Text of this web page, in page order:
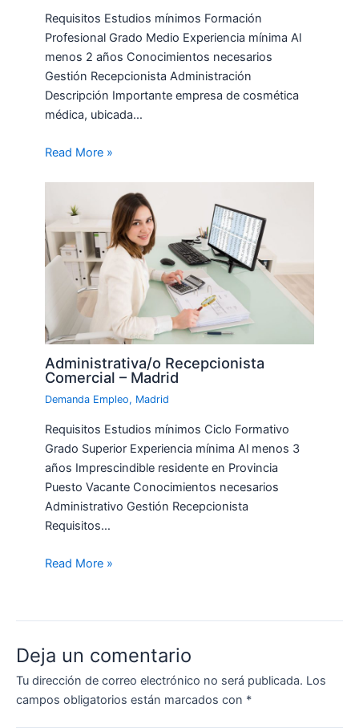
Requisitos Estudios mínimos Formación
Profesional Grado Medio Experiencia mínima Al
menos 2 años Conocimientos necesarios
Gestión Recepcionista Administración
Descripción Importante empresa de cosmética
médica, ubicada…
Read More »
Administrativa/o Recepcionista
Comercial – Madrid
Demanda Empleo, Madrid
Requisitos Estudios mínimos Ciclo Formativo
Grado Superior Experiencia mínima Al menos 3
años Imprescindible residente en Provincia
Puesto Vacante Conocimientos necesarios
Administrativo Gestión Recepcionista
Requisitos…
Read More »
Deja un comentario
Tu dirección de correo electrónico no será publicada. Los
campos obligatorios están marcados con *